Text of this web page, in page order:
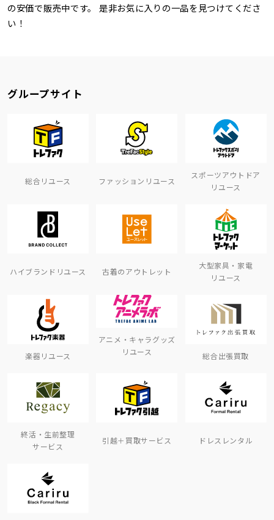
の安価で販売中です。 是非お気に入りの一品を見つけてくださ
い！
グループサイト
総合リユース ファッションリユース
スポーツアウトドア
リユース
ハイブランドリユース 古着のアウトレット
大型家具・家電
リユース
楽器リユース
アニメ・キャラグッズ
リユース
総合出張買取
終活・生前整理
サービス
引越＋買取サービス ドレスレンタル